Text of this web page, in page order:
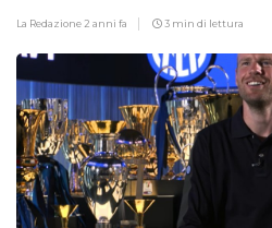
La Redazione 2 anni fa 3 min di lettura